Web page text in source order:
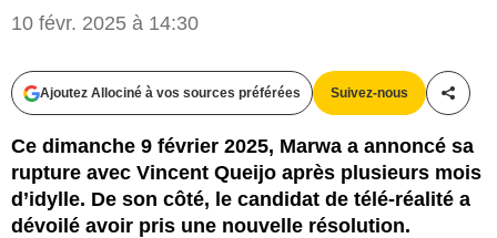
10 févr. 2025 à 14:30
Ajoutez Allociné à vos sources préférées Suivez-nous
Ce dimanche 9 février 2025, Marwa a annoncé sa
rupture avec Vincent Queijo après plusieurs mois
d’idylle. De son côté, le candidat de télé-réalité a
dévoilé avoir pris une nouvelle résolution.